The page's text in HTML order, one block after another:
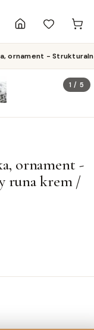
ornament -
1 /5
ornament -
runa krem /